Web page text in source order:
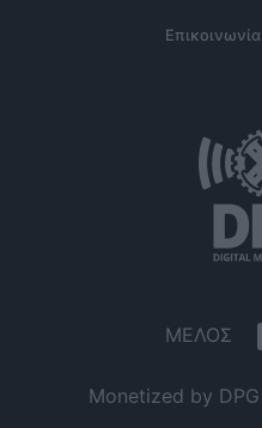
Επικοινωνία
ΜΕΛΟΣ
Monetized by